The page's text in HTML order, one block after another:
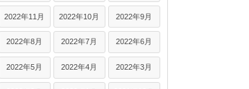
2022年11月 2022年10月 2022年9月
2022年8月 2022年7月 2022年6月
2022年5月 2022年4月 2022年3月